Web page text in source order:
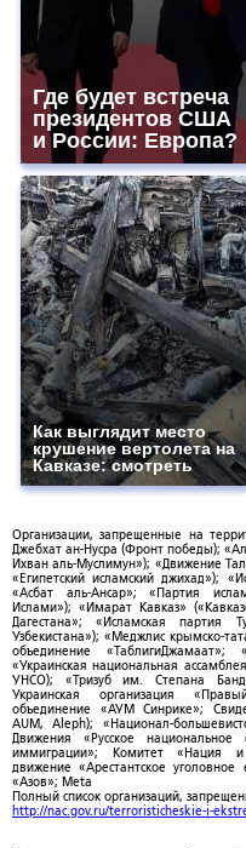
Где будет встреча
президентов США
и России: Европа?
Как выглядит место
крушение вертолета на
Кавказе: смотреть
Организации, запрещенные на
Джебхат ан-Нусра (Фронт победы);
Ихван аль-Муслимун»); «Движение
«Египетский исламский джихад»);
«Асбат аль-Ансар»; «Партия
Ислами»); «Имарат Кавказ»
Дагестана»; «Исламская партия
Узбекистана»); «Меджлис крымско-
объединение «ТаблигиДжамаат»;
«Украинская национальная
УНСО); «Тризуб им. Степана
Украинская организация
объединение «АУМ Синрике»;
AUM, Aleph); «Национал-
Движения «Русское национальное
иммиграции»; Комитет «Нация и
движение «Арестантское
«Азов»; Meta
Полный список организаций,
http://nac.gov.ru/terroristicheskie-i-